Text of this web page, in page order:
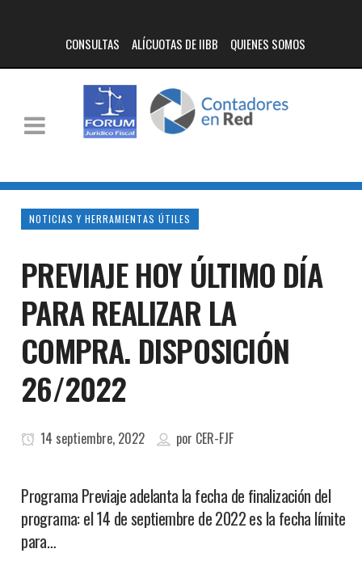
CONSULTAS ALÍCUOTAS DE IIBB QUIENES SOMOS
NOTICIAS Y HERRAMIENTAS ÚTILES
PREVIAJE HOY ÚLTIMO DÍA
PARA REALIZAR LA
COMPRA. DISPOSICIÓN
26/2022
14 septiembre, 2022 por CER-FJF
Programa Previaje adelanta la fecha de finalización del
programa: el 14 de septiembre de 2022 es la fecha límite
para…